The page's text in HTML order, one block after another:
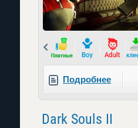
Prev
Подробнее
Dark Souls II